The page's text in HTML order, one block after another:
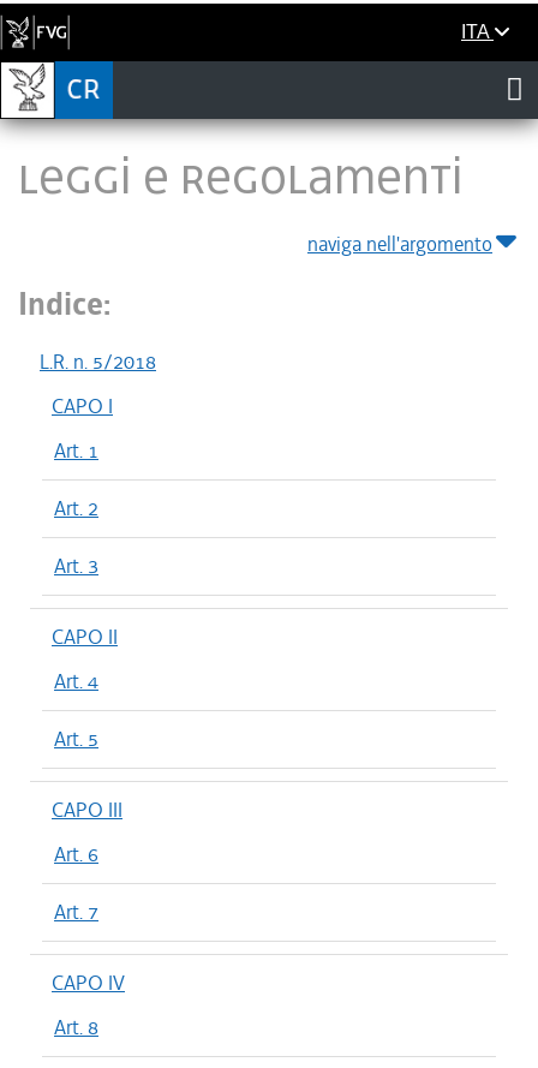
ITA
LEGGI E REGOLAMENTI
naviga nell'argomento
Indice:
L.R. n. 5/2018
CAPO I
Art. 1
Art. 2
Art. 3
CAPO II
Art. 4
Art. 5
CAPO III
Art. 6
Art. 7
CAPO IV
Art. 8